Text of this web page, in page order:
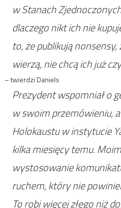
w Stanach
dlaczego nikt ich nie
to, że publikują
wierzą, nie chcą ich już
– twierdzi Daniels
Prezydent wspomniał o
w swoim przemówieniu,
Holokaustu w instytucie
kilka miesięcy temu.
wystosowanie
ruchem, który nie
To robi więcej złego niż